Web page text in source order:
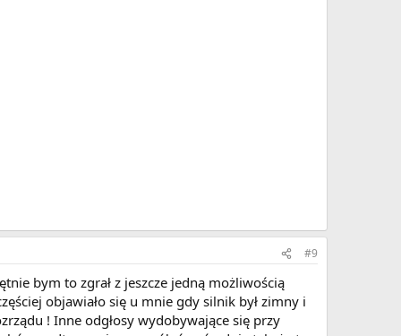
#9
bym to zgrał z jeszcze jedną możliwością
objawiało się u mnie gdy silnik był zimny i
! Inne odgłosy wydobywające się przy